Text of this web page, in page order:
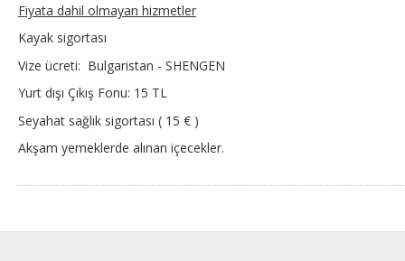
Fiyata dahil olmayan hizmetler
Kayak sigortası
Vize ücreti: Bulgaristan - SHENGEN
Yurt dışı Çıkış Fonu: 15 TL
Seyahat sağlık sigortası ( 15 € )
Akşam yemeklerde alınan içecekler.